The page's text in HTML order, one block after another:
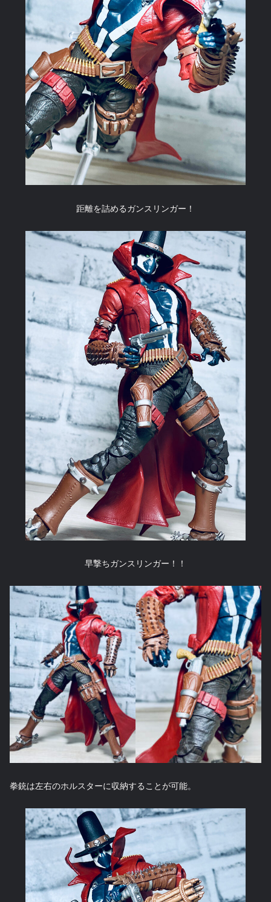
距離を詰めるガンスリンガー！
早撃ちガンスリンガー！！
拳銃は左右のホルスターに収納することが可能。